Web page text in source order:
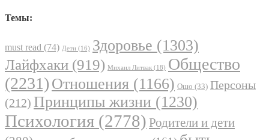
Темы:
must read (74) Дети (16) Здоровье (1303)
Лайфхаки (919) Михаил Литвак (18) Общество
(2231) Отношения (1166) Ошо (33) Персоны
(212) Принципы жизни (1230)
Психология (2778) Родители и дети